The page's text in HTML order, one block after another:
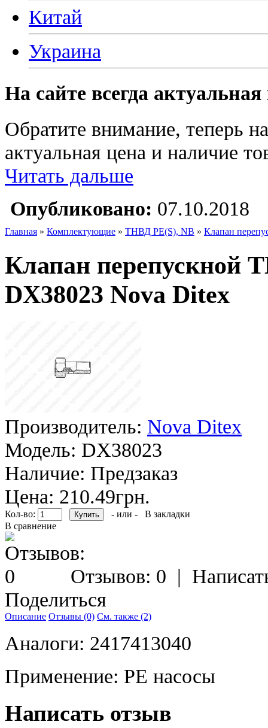
Китай
Украина
На сайте всегда
Обратите внимание, теперь
актуальная цена и наличие
Читать дальше
Опубликовано: 07.10.2018
Главная » Комплектующие » ТНВД PE(S), NB » Клапан
Клапан перепускной
DX38023 Nova Ditex
Производитель: Nova Ditex
Модель: DX38023
Наличие: Предзаказ
Цена: 210.49грн.
Кол-во: - или -
В закладки
В сравнение
Отзывов: 0 |
Поделиться
Описание Отзывы (0) См. также (2)
Аналоги: 2417413040
Применение: PE насосы
Написать отзыв